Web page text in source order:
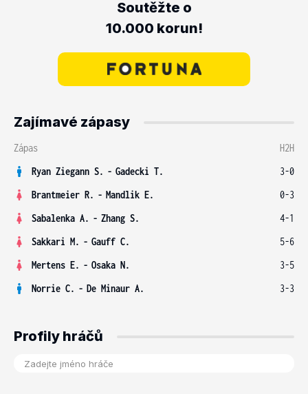
Soutěžte o
10.000 korun!
Zajímavé zápasy
Zápas
H2H
Ryan Ziegann S. - Gadecki T.
3-0
Brantmeier R. - Mandlik E.
0-3
Sabalenka A. - Zhang S.
4-1
Sakkari M. - Gauff C.
5-6
Mertens E. - Osaka N.
3-5
Norrie C. - De Minaur A. 3-3
Profily hráčů